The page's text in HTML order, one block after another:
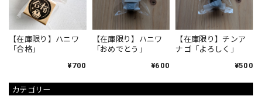
カテゴリー
【在庫限り】ハニワ
「合格」
¥700
【在庫限り】ハニワ
「おめでとう」
¥600
【在庫限り】チンア
ナゴ「よろしく」
¥500